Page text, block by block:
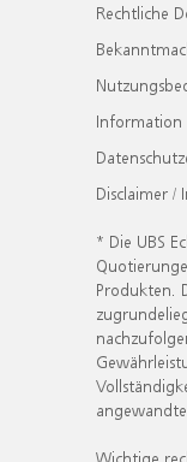
Rechtliche
Information
Disclaimer /
* Die UBS
Produkten.